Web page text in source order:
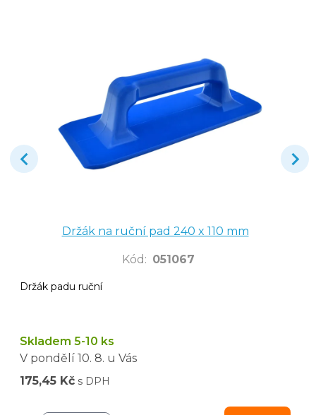
Držák na ruční pad 240 x 110 mm
Kód : 051067
Držák padu ruční
Skladem 5-10 ks
V pondělí 10. 8. u Vás
175,45 Kč s DPH